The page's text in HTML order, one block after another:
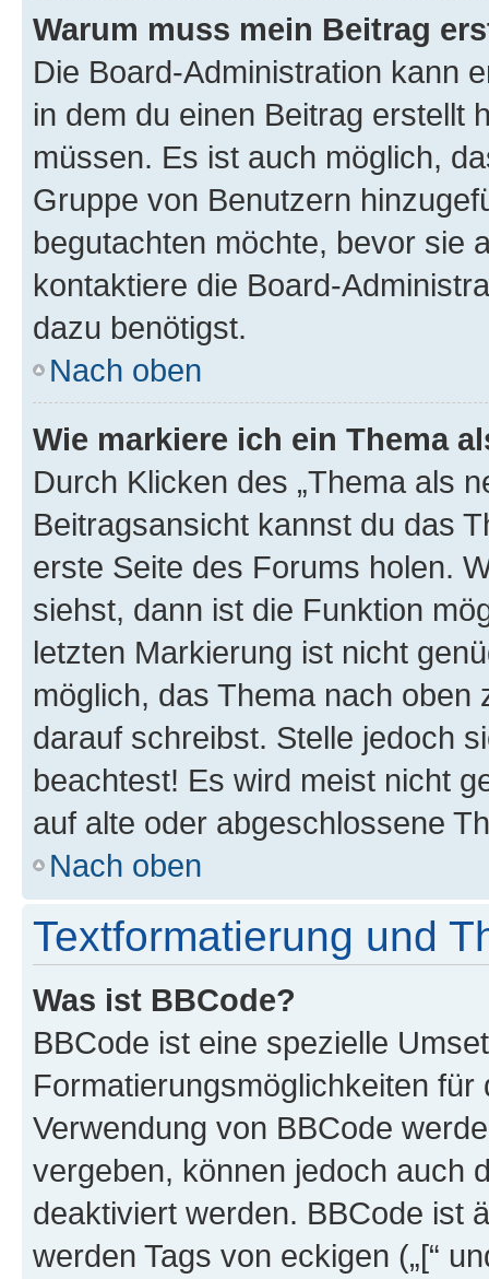
Warum muss mein Beitrag
Die Board-Administration kann
in dem du einen Beitrag erstellt
müssen. Es ist auch möglich,
Gruppe von Benutzern
begutachten möchte, bevor sie
kontaktiere die Board-
dazu benötigst.
Nach oben
Wie markiere ich ein Thema
Durch Klicken des „Thema als
Beitragsansicht kannst du das
erste Seite des Forums holen.
siehst, dann ist die Funktion
letzten Markierung ist nicht
möglich, das Thema nach oben
darauf schreibst. Stelle jedoch
beachtest! Es wird meist nicht
auf alte oder abgeschlossene
Nach oben
Textformatierung und
Was ist BBCode?
BBCode ist eine spezielle
Formatierungsmöglichkeiten
Verwendung von BBCode
vergeben, können jedoch auch
deaktiviert werden. BBCode ist
werden Tags von eckigen („[“